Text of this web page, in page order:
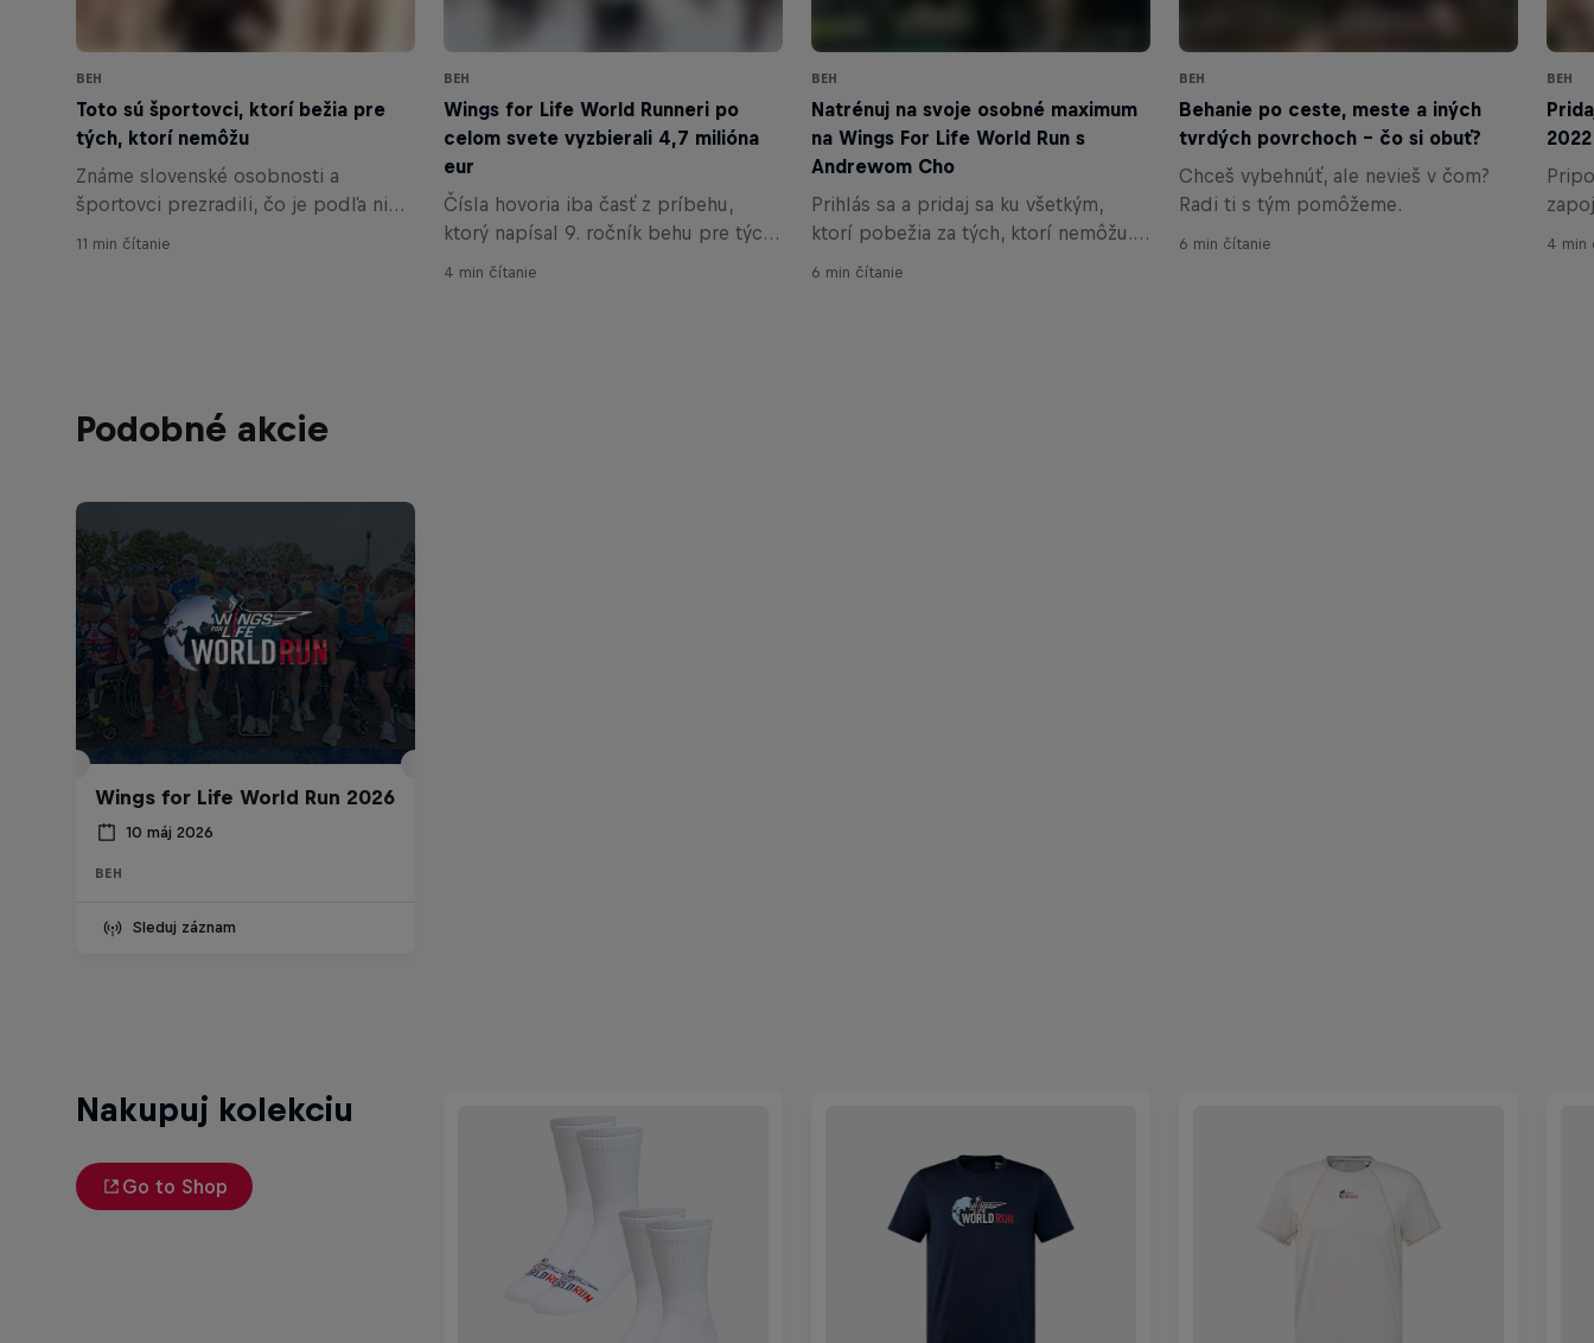
BEH
Toto sú športovci, ktorí bežia pre
tých, ktorí nemôžu
Známe slovenské osobnosti a
športovci prezradili, čo je podľa nich
na behu Wings for Life World Run to
11 min čítanie
BEH
Wings for Life World Runneri po
celom svete vyzbierali 4,7 milióna
eur
Čísla hovoria iba časť z príbehu,
ktorý napísal 9. ročník behu pre tých,
ktorí nemôžu. Účastníci sa opäť
4 min čítanie
BEH
Natrénuj na svoje osobné maximum
na Wings For Life World Run s
Andrewom Cho
Prihlás sa a pridaj sa ku všetkým,
ktorí pobežia za tých, ktorí nemôžu.
Wings for Life World Run štartuje 8.
6 min čítanie
BEH
Behanie po ceste, meste a iných
tvrdých povrchoch – čo si obuť?
Chceš vybehnúť, ale nevieš v čom?
Radi ti s tým pomôžeme.
6 min čítanie
BEH
4 min
Podobné akcie
Wings for Life World Run 2026
10 máj 2026
BEH
Sleduj záznam
Nakupuj kolekciu
Go to Shop